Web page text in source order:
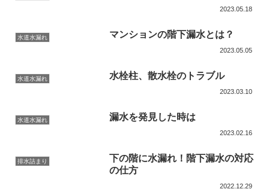
2023.05.18
水道水漏れ マンションの階下漏水とは？
2023.05.05
水道水漏れ 水栓柱、散水栓のトラブル
2023.03.10
水道水漏れ 漏水を発見した時は
2023.02.16
排水詰まり
下の階に水漏れ！階下漏水の対応
の仕方
2022.12.29